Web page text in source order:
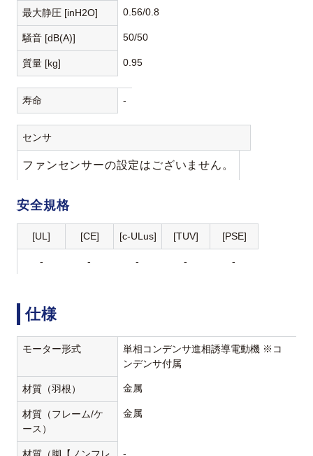
最大静圧 [inH2O] 0.56/0.8
騒音 [dB(A)] 50/50
質量 [kg] 0.95
寿命 -
センサ
ファンセンサーの設定はございません。
安全規格
[UL] [CE] [c-ULus] [TUV] [PSE]
- - - - -
仕様
モーター形式
単相コンデンサ進相誘導電動機 ※コ
ンデンサ付属
材質（羽根） 金属
材質（フレーム/ケ
ース）
金属
-